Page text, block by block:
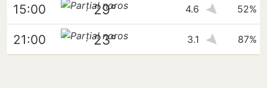
15:00 29° 4.6 52%
21:00 23° 3.1 87%